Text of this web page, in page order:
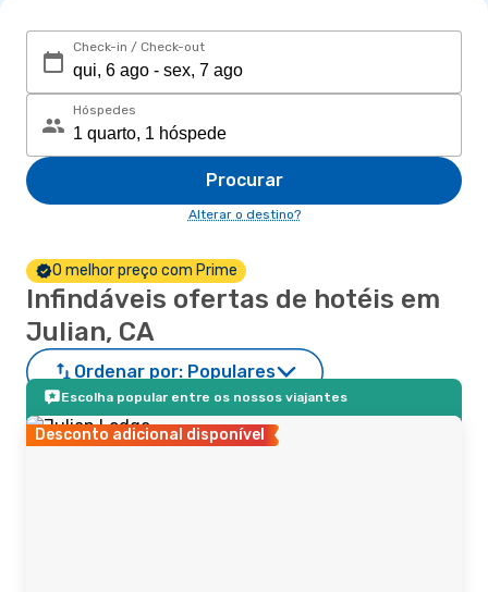
Check-in / Check-out
Hóspedes
Procurar
Alterar o destino?
O melhor preço com Prime
Infindáveis ofertas de hotéis em
Julian, CA
Ordenar por: Populares
Escolha popular entre os nossos viajantes
Desconto adicional disponível